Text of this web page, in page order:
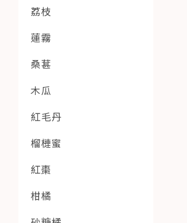
荔枝
蓮霧
桑葚
木瓜
紅毛丹
榴槤蜜
紅棗
柑橘